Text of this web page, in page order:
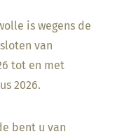
is wegens de
van
tot en met
2026.
bent u van